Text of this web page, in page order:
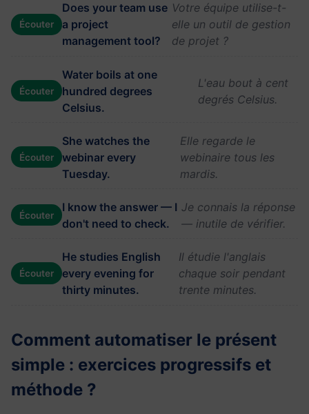
Écouter
Does your team use
a project
management tool?
Votre équipe utilise-t-
elle un outil de gestion
de projet ?
Écouter
Water boils at one
hundred degrees
Celsius.
L'eau bout à cent
degrés Celsius.
Écouter
She watches the
webinar every
Tuesday.
Elle regarde le
webinaire tous les
mardis.
Écouter
I know the answer — I
don't need to check.
Je connais la réponse
— inutile de vérifier.
Écouter
He studies English
every evening for
thirty minutes.
Il étudie l'anglais
chaque soir pendant
trente minutes.
Comment automatiser le présent
simple : exercices progressifs et
méthode ?